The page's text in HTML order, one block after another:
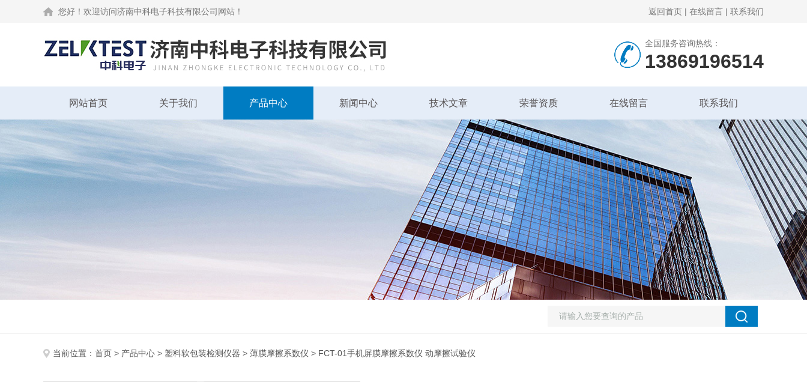
您好！欢迎访问济南中科电子科技有限公司网站！ 返回首页 | 在线留言 | 联系我们
全国服务咨询热线：
13869196514
网站首页 关于我们 产品中心 新闻中心 技术文章 荣誉资质 在线留言 联系我们
当前位置： 首页 > 产品中心 > 塑料软包装检测仪器 > 薄膜摩擦系数仪 > FCT-01手机屏膜摩擦系数仪 动摩擦试验仪